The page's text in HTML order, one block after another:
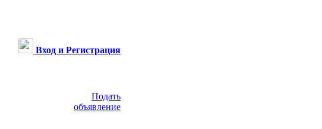
Вход и Регистрация
Подать
объявление